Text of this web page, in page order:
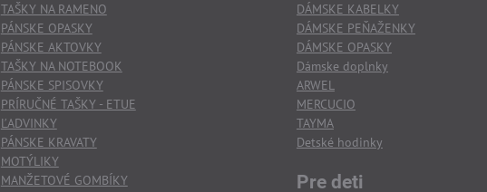
TAŠKY NA RAMENO
PÁNSKE OPASKY
PÁNSKE AKTOVKY
TAŠKY NA NOTEBOOK
PÁNSKE SPISOVKY
PRÍRUČNÉ TAŠKY - ETUE
ĽADVINKY
PÁNSKE KRAVATY
MOTÝLIKY
MANŽETOVÉ GOMBÍKY
DÁMSKE KABELKY
DÁMSKE PEŇAŽENKY
DÁMSKE OPASKY
Dámske doplnky
ARWEL
MERCUCIO
TAYMA
Detské hodinky
Pre deti